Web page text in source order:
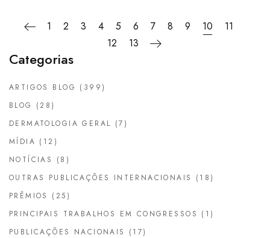
1 2 3 4 5 6 7 8 9 10
11
12
13
Categorias
ARTIGOS BLOG (399)
BLOG
(28)
DERMATOLOGIA GERAL (7)
MÍDIA (12)
NOTÍCIAS
(8)
OUTRAS PUBLICAÇÕES INTERNACIONAIS
(18)
PRÊMIOS
(25)
PRINCIPAIS TRABALHOS EM CONGRESSOS (1)
PUBLICAÇÕES NACIONAIS
(17)